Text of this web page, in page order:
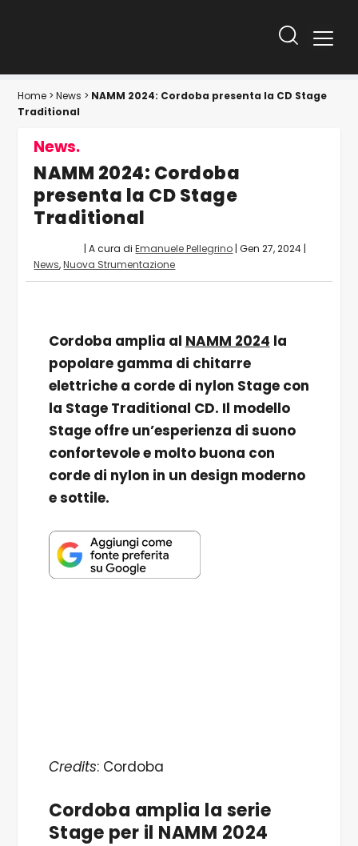
Home >News > NAMM 2024: Cordoba presenta la CD Stage
Traditional
News.
NAMM 2024: Cordoba
presenta la CD Stage
Traditional
| A cura diEmanuele Pellegrino |Gen 27, 2024 |
News,Nuova Strumentazione
Cordoba amplia al NAMM 2024 la
popolare gamma di chitarre
elettriche a corde di nylon Stage con
la Stage Traditional CD. Il modello
Stage offre un’esperienza di suono
confortevole e molto buona con
corde di nylon in un design moderno
e sottile.
Credits: Cordoba
Cordoba amplia la serie
Stage per il NAMM 2024